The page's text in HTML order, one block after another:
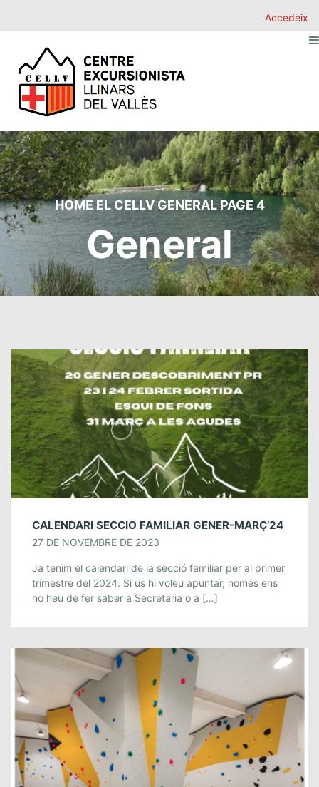
Accedeix
HOME EL CELLVGENERAL PAGE 4
General
CALENDARI SECCIÓ FAMILIAR GENER-MARÇ’24
27 DE NOVEMBRE DE 2023
Ja tenim el calendari de la secció familiar per al primer
trimestre del 2024. Si us hi voleu apuntar, només ens
ho heu de fer saber a Secretaria o a […]